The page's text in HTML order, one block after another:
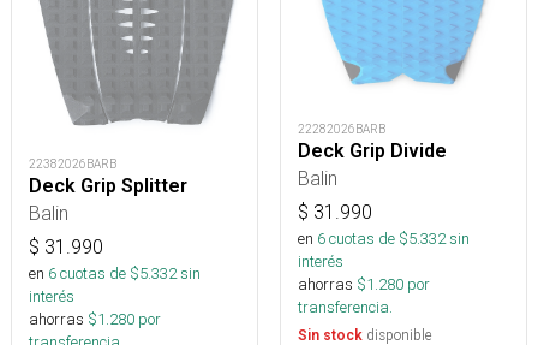
22382026BARB
Deck Grip Splitter
Balin
$ 31.990
en 6cuotas de $5.332sin
interés
ahorras $1.280 por
22282026BARB
Deck Grip Divide
Balin
$ 31.990
en 6cuotas de $5.332sin
interés
ahorras $1.280 por
transferencia.
Sin stock disponible